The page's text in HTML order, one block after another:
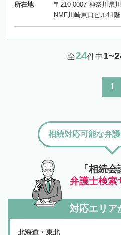
所在地
〒210-0007 神奈川県
NMF川崎東口ビル11階
全24件中
1
「相続
弁護士検索
相続対応可能な弁
対応エリア
北海道・東北